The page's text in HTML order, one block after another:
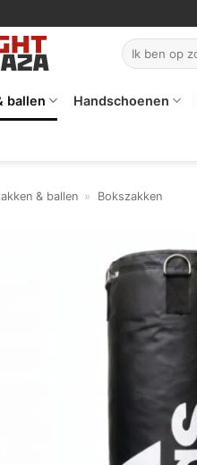
Zoeken
naar:
ballen Handschoenen
& ballen » Bokszakken